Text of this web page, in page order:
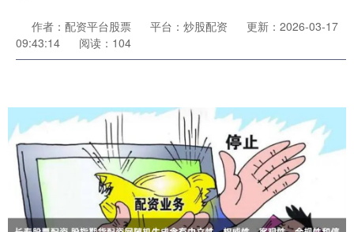
作者：配资平台股票 平台：炒股配资
更新：2026-03-17
09:43:14
阅读：104